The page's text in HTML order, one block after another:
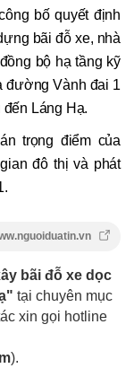
bố quyết định
bãi đỗ xe, nhà
bộ hạ tầng kỹ
đường Vành đai 1
Láng Hạ.
trọng điểm của
đô thị và phát
bãi đỗ xe dọc
tại chuyên mục
xin gọi hotline
).